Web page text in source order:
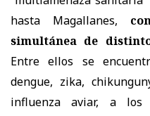
hasta Magallanes,
simultánea de
Entre ellos se
dengue, zika,
influenza aviar, a los